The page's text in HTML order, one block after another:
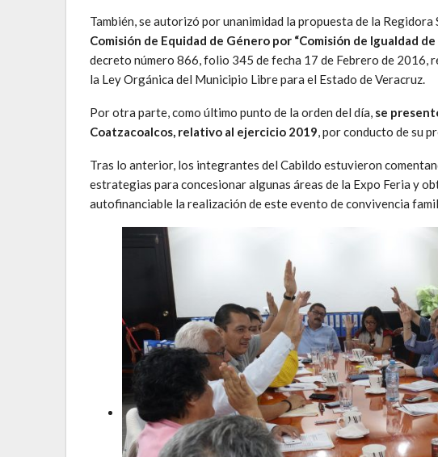
También, se autorizó por unanimidad la propuesta de la Regidora
Comisión de Equidad de Género por “Comisión de Igualdad de
decreto número 866, folio 345 de fecha 17 de Febrero de 2016,
la Ley Orgánica del Municipio Libre para el Estado de Veracruz.
Por otra parte, como último punto de la orden del día, se
Coatzacoalcos, relativo al ejercicio 2019, por conducto de su
Tras lo anterior, los integrantes del Cabildo estuvieron
estrategias para concesionar algunas áreas de la Expo Feria y
autofinanciable la realización de este evento de convivencia